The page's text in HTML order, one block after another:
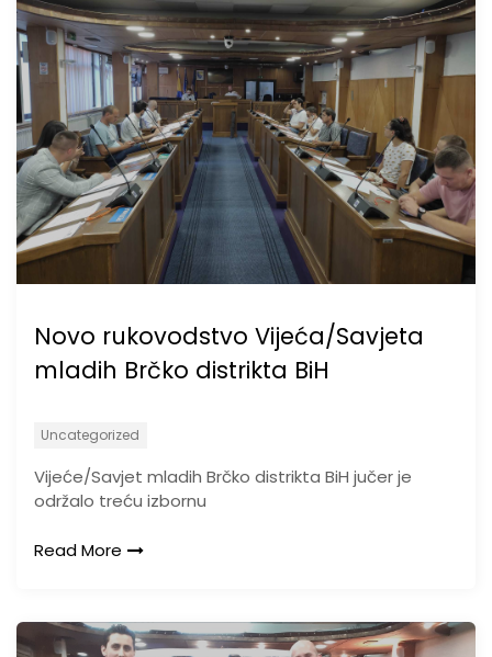
Novo rukovodstvo Vijeća/Savjeta
mladih Brčko distrikta BiH
Uncategorized
Vijeće/Savjet mladih Brčko distrikta BiH jučer je
održalo treću izbornu
Read More